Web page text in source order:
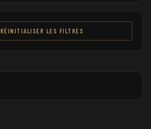
RÉINITIALISER LES FILTRES